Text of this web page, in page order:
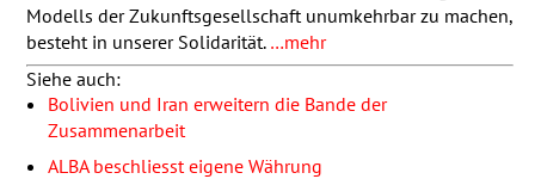
Modells der Zukunftsgesellschaft unumkehrbar zu machen,
besteht in unserer Solidarität. …mehr
Siehe auch:
Bolivien und Iran erweitern die Bande der
Zusammenarbeit
ALBAbeschliesst eigene Währung